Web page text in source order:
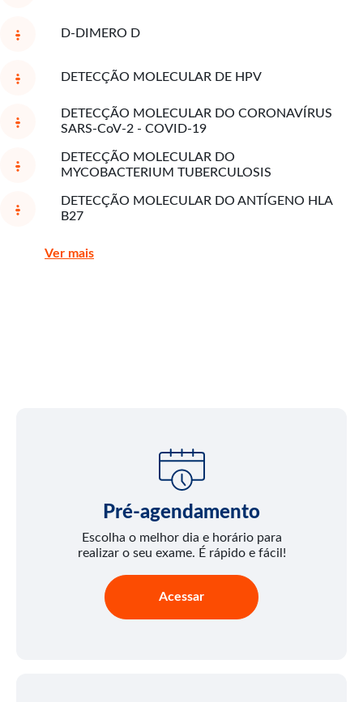
D-DIMERO D
DETECÇÃO MOLECULAR DE HPV
DETECÇÃO MOLECULAR DO CORONAVÍRUS
SARS-CoV-2 - COVID-19
DETECÇÃO MOLECULAR DO
MYCOBACTERIUM TUBERCULOSIS
DETECÇÃO MOLECULAR DO ANTÍGENO HLA
B27
Ver mais
Pré-agendamento
Escolha o melhor dia e horário para
realizar o seu exame. É rápido e fácil!
Acessar